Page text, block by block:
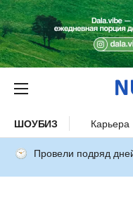
ШОУБИЗ Карьера
Провели подряд